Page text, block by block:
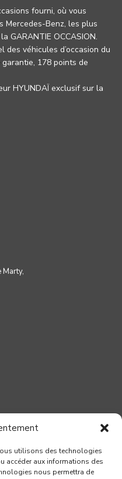
utilisons des technologies
accéder aux informations des
nous permettra de
fourni, où vous
Mercedes-Benz, les plus
GARANTIE OCCASION.
des véhicules d’occasion du
178 points de
HYUNDAÏ exclusif sur la
Marty,